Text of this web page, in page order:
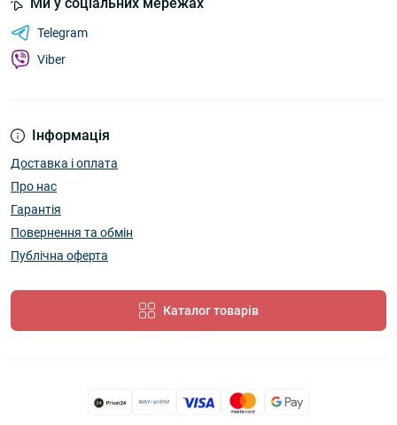
Інформація
Доставка і оплата
Про нас
Гарантія
Повернення та обмін
Публічна оферта
Каталог товарів
Ми у соціальних мережах
Telegram
Viber